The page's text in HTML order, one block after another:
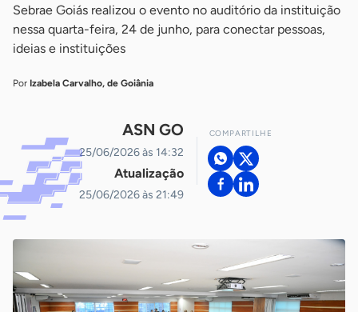
Sebrae Goiás realizou o evento no auditório da instituição
nessa quarta-feira, 24 de junho, para conectar pessoas,
ideias e instituições
Por Izabela Carvalho, de Goiânia
ASN GO
25/06/2026 às 14:32
Atualização
25/06/2026 às 21:49
COMPARTILHE